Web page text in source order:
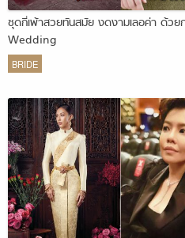
ชุดกี่เพ้าสวยทันสมัย งดงามเลอค่า ด้ว
Wedding
BRIDE